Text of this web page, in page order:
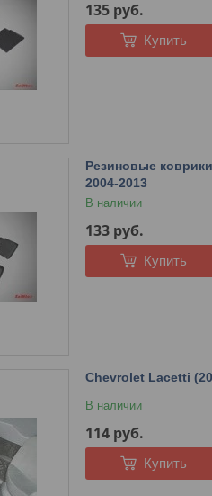
135 руб.
Купить
Резиновые
2004-2013
В наличии
133 руб.
Купить
Chevrolet Lacetti
В наличии
114 руб.
Купить